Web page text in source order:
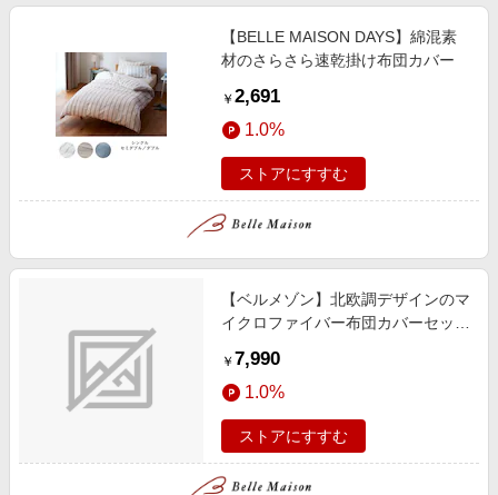
【BELLE MAISON DAYS】綿混素
材のさらさら速乾掛け布団カバー
￥ 2,691
1.0%
ストアにすすむ
【ベルメゾン】北欧調デザインのマ
イクロファイバー布団カバーセット
￥ 7,990
1.0%
ストアにすすむ